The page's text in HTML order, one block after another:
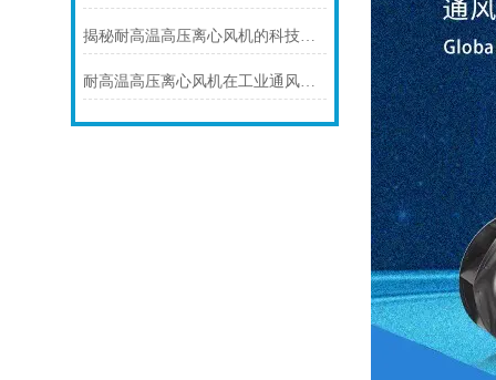
揭秘耐高温高压离心风机的科技力量！
耐高温高压离心风机在工业通风方面发挥着重要作用